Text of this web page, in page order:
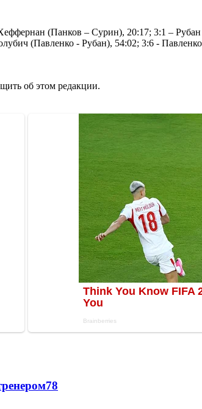
(Панков – Сурин), 20:17; 3:1 –
(Павленко - Рубан), 54:02; 3:6 -
об этом редакции.
78